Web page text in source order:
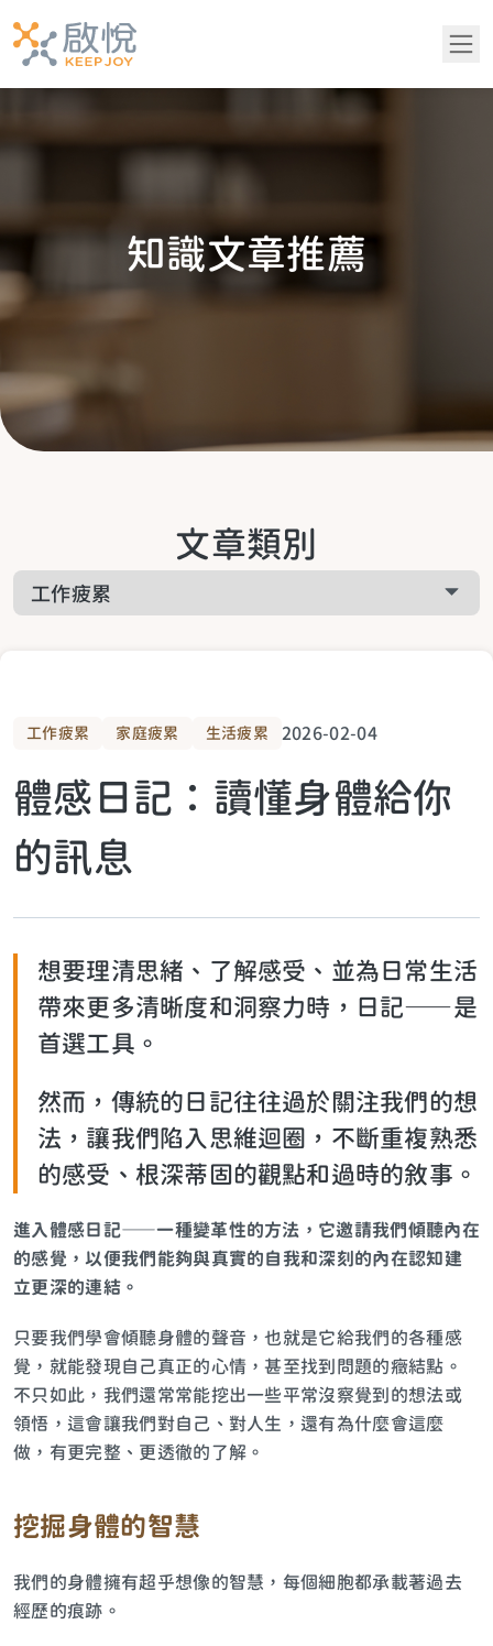
青少年專區
知識文章推薦
生活提案
關於青少年
關於課程相關
知識文章推薦
文章類別
工作疲累 家庭疲累 生活疲累 2026-02-04
體感日記：讀懂身體給你
的訊息
想要理清思緒、了解感受、並為日常生活
帶來更多清晰度和洞察力時，日記——是
首選工具。
然而，傳統的日記往往過於關注我們的想
法，讓我們陷入思維迴圈，不斷重複熟悉
的感受、根深蒂固的觀點和過時的敘事。
進入體感日記——一種變革性的方法，它邀請我們傾聽內在
的感覺，以便我們能夠與真實的自我和深刻的內在認知建
立更深的連結。
只要我們學會傾聽身體的聲音，也就是它給我們的各種感
覺，就能發現自己真正的心情，甚至找到問題的癥結點。
不只如此，我們還常常能挖出一些平常沒察覺到的想法或
領悟，這會讓我們對自己、對人生，還有為什麼會這麼
做，有更完整、更透徹的了解。
挖掘身體的智慧
我們的身體擁有超乎想像的智慧，每個細胞都承載著過去
經歷的痕跡。